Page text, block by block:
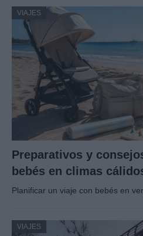
VIAJES
Preparativos y
bebés en climas
Planificar un viaje con bebés en
VIAJES